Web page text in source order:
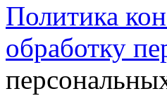
Политика
обработку